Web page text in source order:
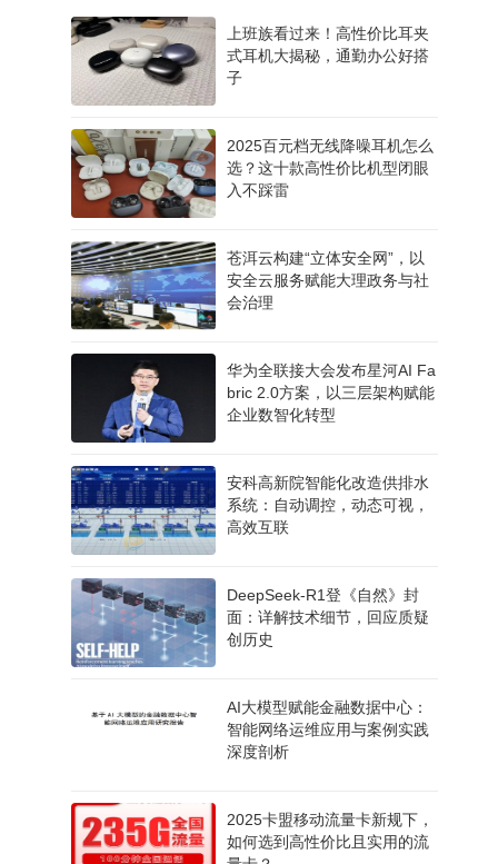
上班族看过来！高性价比耳夹
式耳机大揭秘，通勤办公好搭
子
2025百元档无线降噪耳机怎么
选？这十款高性价比机型闭眼
入不踩雷
苍洱云构建“立体安全网”，以
安全云服务赋能大理政务与社
会治理
华为全联接大会发布星河AI Fa
bric 2.0方案，以三层架构赋能
企业数智化转型
安科高新院智能化改造供排水
系统：自动调控，动态可视，
高效互联
DeepSeek-R1登《自然》封
面：详解技术细节，回应质疑
创历史
AI大模型赋能金融数据中心：
智能网络运维应用与案例实践
深度剖析
2025卡盟移动流量卡新规下，
如何选到高性价比且实用的流